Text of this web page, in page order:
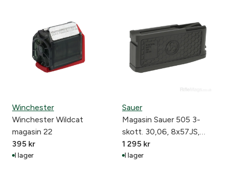
Winchester
Winchester Wildcat
magasin 22
395 kr
I lager
Sauer
Magasin Sauer 505 3-
skott. 30,06, 8x57JS,
7x64
1 295 kr
I lager